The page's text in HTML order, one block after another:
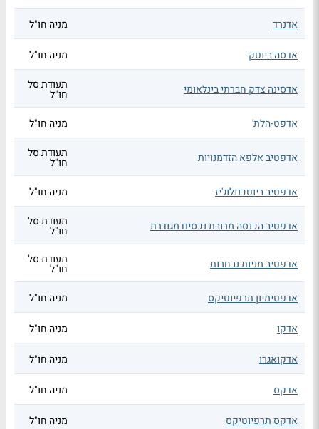
אדנרד מניה חו"ל
אדסה ביוטק מניה חו"ל
אדסינה צדק חברתי בינלאומי תעודת סל
חו"ל
אדפט-הלת'
מניה חו"ל
אדפטיב אלפא הזדמנויות תעודת סל
חו"ל
אדפטיב ביוטכנולוג'יז
מניה חו"ל
אדפטיב הכנסה מרובת נכסים מגודרת תעודת סל
חו"ל
אדפטיב מניות נבחרות תעודת סל
חו"ל
אדפטימיון תרפיוטיקס
מניה חו"ל
אדקו מניה חו"ל
אדקואגרו מניה חו"ל
אדקס מניה חו"ל
אדקס תרפיוטיקס מניה חו"ל